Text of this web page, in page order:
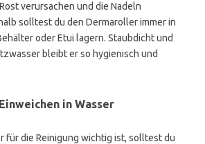
verursachen und die Nadeln
solltest du den Dermaroller immer in
oder Etui lagern. Staubdicht und
bleibt er so hygienisch und
in Wasser
für die Reinigung wichtig ist, solltest du